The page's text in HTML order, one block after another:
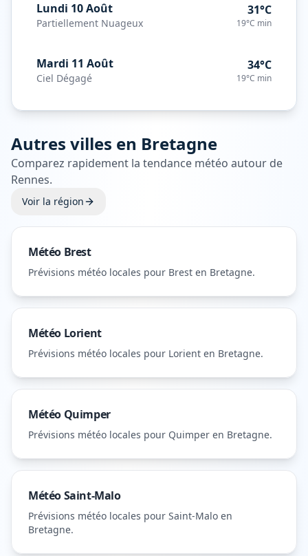
Lundi 10 Août
Partiellement Nuageux
31°C
19°C min
Mardi 11 Août
Ciel Dégagé
34°C
19°C min
Autres villes en Bretagne
Comparez rapidement la tendance météo autour de
Rennes.
Voir la région
Météo Brest
Prévisions météo locales pour Brest en Bretagne.
Météo Lorient
Prévisions météo locales pour Lorient en Bretagne.
Météo Quimper
Prévisions météo locales pour Quimper en Bretagne.
MétéoSaint-Malo
Prévisions météo locales pour Saint-Malo en
Bretagne.